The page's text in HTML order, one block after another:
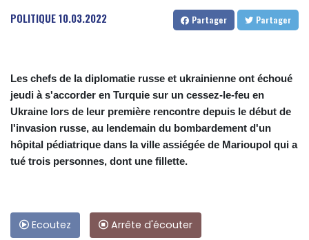
POLITIQUE10.03.2022 Partager Partager
Les chefs de la diplomatie russe et ukrainienne ont échoué
jeudi à s'accorder en Turquie sur un cessez-le-feu en
Ukraine lors de leur première rencontre depuis le début de
l'invasion russe, au lendemain du bombardement d'un
hôpital pédiatrique dans la ville assiégée de Marioupol qui a
tué trois personnes, dont une fillette.
Ecoutez Arrête d'écouter